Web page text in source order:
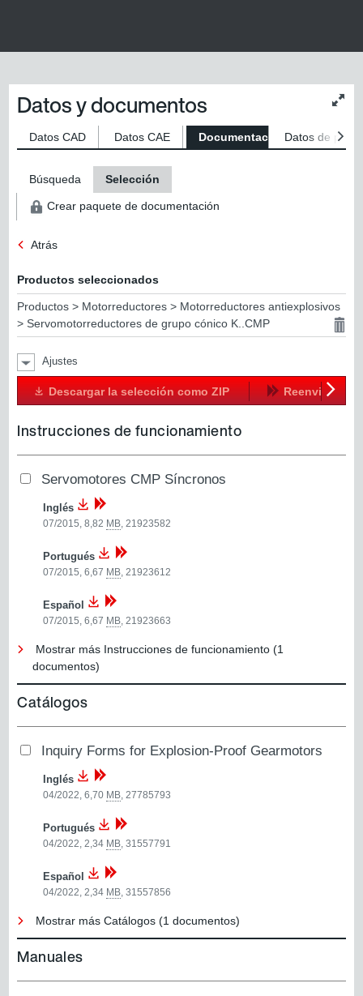
del
Datos y documentos
Datos CAD Datos CAE DocumentacionesDatos de
Búsqueda Selección
Crear paquete de documentación
Atrás
Productos seleccionados
Productos > Motorreductores > Motorreductores antiexplosivos
> Servomotorreductores de grupo cónico K..CMP
Ajustes
Descargar la selección como ZIP Reenviar
Instrucciones de funcionamiento
Servomotores CMP Síncronos
Inglés
07/2015, 8,82 MB,21923582
Portugués
07/2015, 6,67 MB,21923612
Español
07/2015, 6,67 MB,21923663
Mostrar más Instrucciones de funcionamiento (1
documentos)
Catálogos
Inquiry Forms for Explosion-Proof Gearmotors
Inglés
04/2022, 6,70 MB,27785793
Portugués
04/2022, 2,34 MB,31557791
Español
04/2022, 2,34 MB,31557856
Mostrar más Catálogos (1 documentos)
Manuales